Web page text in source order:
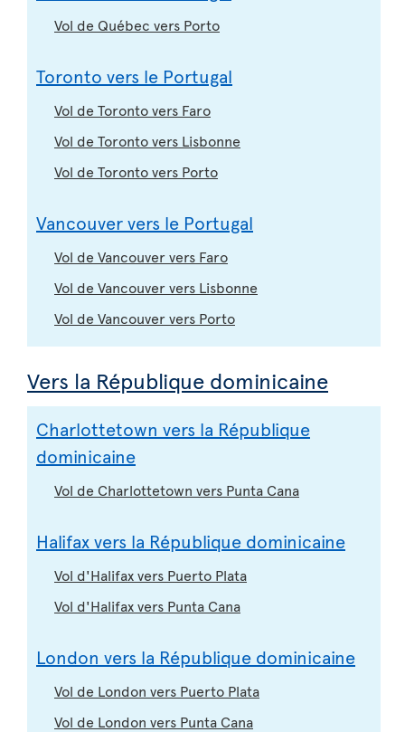
Vol de Québec vers Porto
Toronto vers le Portugal
Vol de Toronto vers Faro
Vol de Toronto vers Lisbonne
Vol de Toronto vers Porto
Vancouver vers le Portugal
Vol de Vancouver vers Faro
Vol de Vancouver vers Lisbonne
Vol de Vancouver vers Porto
Vers la République dominicaine
Charlottetown vers la République
dominicaine
Vol de Charlottetown vers Punta Cana
Halifax vers la République dominicaine
Vol d'Halifax vers Puerto Plata
Vol d'Halifax vers Punta Cana
London vers la République dominicaine
Vol de London vers Puerto Plata
Vol de London vers Punta Cana